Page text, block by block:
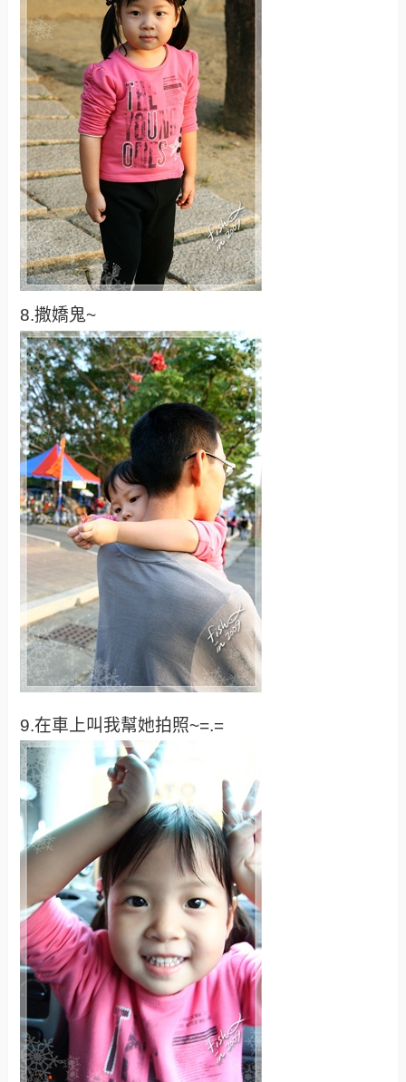
8.撒嬌鬼~
9.在車上叫我幫她拍照~=.=